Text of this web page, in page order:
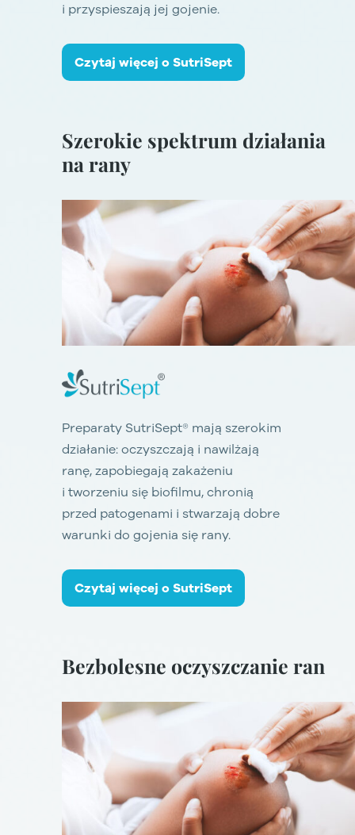
i przyspieszają jej gojenie.
Czytaj więcej o SutriSept
Szerokie spektrum działania
na rany
Preparaty SutriSept® mają szerokim
działanie: oczyszczają i nawilżają
ranę, zapobiegają zakażeniu
i tworzeniu się biofilmu, chronią
przed patogenami i stwarzają dobre
warunki do gojenia się rany.
Czytaj więcej o SutriSept
Bezbolesne oczyszczanie ran